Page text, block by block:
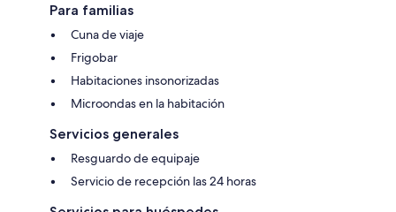
Para familias
Cuna de viaje
Frigobar
Habitaciones insonorizadas
Microondas en la habitación
Servicios generales
Resguardo de equipaje
Servicio de recepción las 24 horas